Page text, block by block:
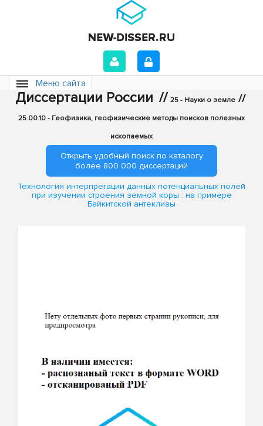
Меню сайта
Диссертации России // 25 - Науки о земле //
25.00.10 - Геофизика, геофизические методы поисков полезных
ископаемых
Открыть удобный поиск по каталогу
более 800 000 диссертаций
Технология интерпретации данных потенциальных полей
при изучении строения земной коры : на примере
Байкитской антеклизы